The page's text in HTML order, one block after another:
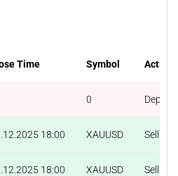
Time Symbol Action
0 Deposit
18:00 XAUUSD Sell
18:00 XAUUSD Sell